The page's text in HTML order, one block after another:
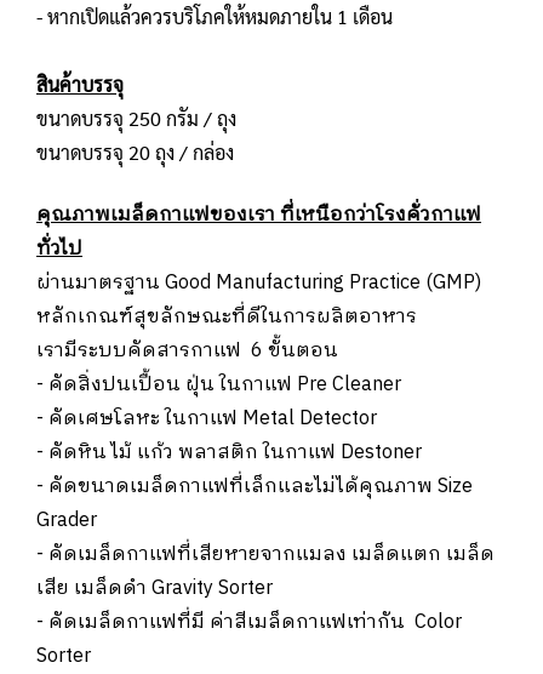
- หากเปิดแล้วควรบริโภคให้หมดภายใน 1 เดือน
สินค้าบรรจุ
ขนาดบรรจุ 250 กรัม / ถุง
ขนาดบรรจุ 20 ถุง / กล่อง
คุณภาพเมล็ดกาแฟของเรา ที่เหนือกว่าโรงคั่วกาแฟ
ทั่วไป
ผ่านมาตรฐาน Good Manufacturing Practice (GMP)
หลักเกณฑ์สุขลักษณะที่ดีในการผลิตอาหาร
เรามีระบบคัดสารกาแฟ 6 ขั้นตอน
- คัดสิ่งปนเปื้อน ฝุ่น ในกาแฟ Pre Cleaner
- คัดเศษโลหะ ในกาแฟ Metal Detector
- คัดหิน ไม้ แก้ว พลาสติก ในกาแฟ Destoner
- คัดขนาดเมล็ดกาแฟที่เล็กและไม่ได้คุณภาพ Size
Grader
- คัดเมล็ดกาแฟที่เสียหายจากแมลง เมล็ดแตก เมล็ด
เสีย เมล็ดดำ Gravity Sorter
- คัดเมล็ดกาแฟที่มี ค่าสีเมล็ดกาแฟเท่ากัน Color
Sorter